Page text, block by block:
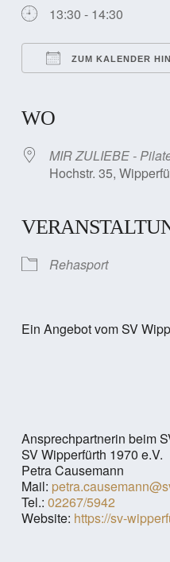
13:30 - 14:30
ZUM KALENDER
WO
MIR ZULIEBE -
Hochstr. 35,
Rehasport
Ein Angebot vom SV
Ansprechpartnerin beim
SV Wipperfürth 1970 e.V.
Petra Causemann
Mail:
Tel.: 02267/5942
Website: https://sv-